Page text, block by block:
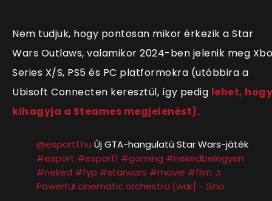
Nem tudjuk, hogy pontosan mikor érkezik a Star
Wars Outlaws, valamikor 2024-ben jelenik meg
Series X/S, PS5 és PC platformokra (utóbbira a
Ubisoft Connecten keresztül, így pedig lehet, hogy
kihagyja a Steames megjelenést).
@esport1.hu Új GTA-hangulatú Star Wars-játék
#esport #esport1 #gaming #nekedbelegyen
#neked #fyp #starwars #movie #film ♬
Powerful cinematic orchestra [war] - Sino